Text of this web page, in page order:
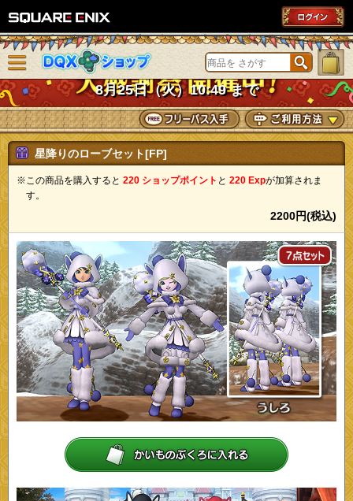
DQXショップ
8月25日（火）10:49 まで
ニューを閉じる
星降りのローブセット[FP]
※この商品を購入すると 220 ショップポイント と 220 Expが加算されま
す。
2200円(税込)